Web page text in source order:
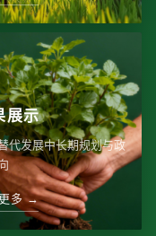
展示
代发展中长期规划与政
多 →